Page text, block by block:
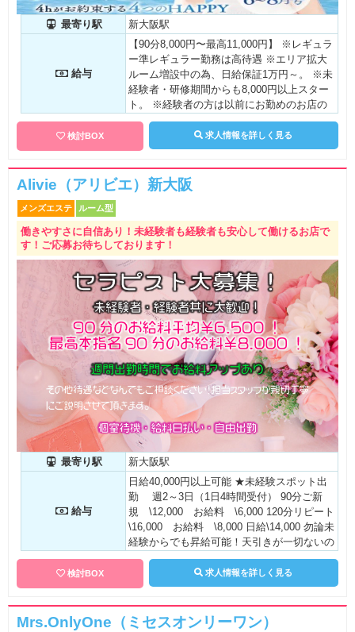
最寄り駅 新大阪駅
給与
【90分8,000円〜最高11,000円】 ※レギュラ
ー準レギュラー勤務は高待遇 ※エリア拡大
ルーム増設中の為、日給保証1万円～。 ※未
経験者・研修期間からも8,000円以上スター
ト。 ※経験者の方は以前にお勤めのお店の
バックを考慮させていただき、同額、それ以
上のバックもご提案させていただきたいと思
います。 【日給25,000円が安定実現!】 現在
8,500円〟となっております。お給料の違い
に差があるは、出勤時間の都合だけです。
ぎ方も、しっかり〝40,000円〟稼いで帰ると
いう稼ぎ方でも、それぞれの生活スタイルに
合った稼ぎ方を実現できます。 セラピスト
さんの 《夢》《目標》《安定》《効率》を
全力サポートいたします。 【しっかり稼げ
る昇給システム有り】 指名数で基本給UP!!
週間ごとに提出したシフトで基本給UP!! 日
給保証有り※保証割れしません!! 経験者優遇
(能力スキルにより高額バックスタート) 雑費
等の引き物なし、釣り銭等はお店が用意 面
倒なバスタオルの洗濯は業者さんにお任せ!
検討BOX 求人情報を詳しく見る
Alivie（アリビエ）新大阪
メンズエステ ルーム型
働きやすさに自信あり！未経験者も経験者も安心して働けるお店で
す！ご応募お待ちしております！
最寄り駅 新大阪駅
給与
日給40,000円以上可能 ★未経験スポット出
勤 週2～3日（1日4時間受付） 90分ご新
規 \12,000 お給料 \6,000 120分リピート
\16,000 お給料 \8,000 日給\14,000 勿論未
経験からでも昇給可能！天引きが一切ないの
で、お給料は全額お持ち帰り頂けます！
検討BOX 求人情報を詳しく見る
Mrs.OnlyOne（ミセスオンリーワン）